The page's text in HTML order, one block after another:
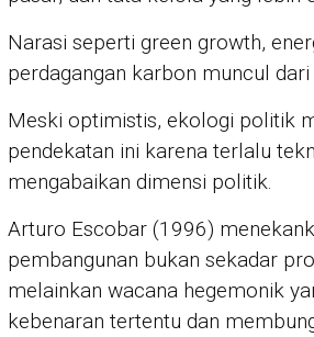
Narasi seperti green growth,
perdagangan karbon muncul
Meski optimistis, ekologi politik
pendekatan ini karena terlalu
mengabaikan dimensi politik.
Arturo Escobar (1996)
pembangunan bukan sekadar
melainkan wacana hegemonik
kebenaran tertentu dan